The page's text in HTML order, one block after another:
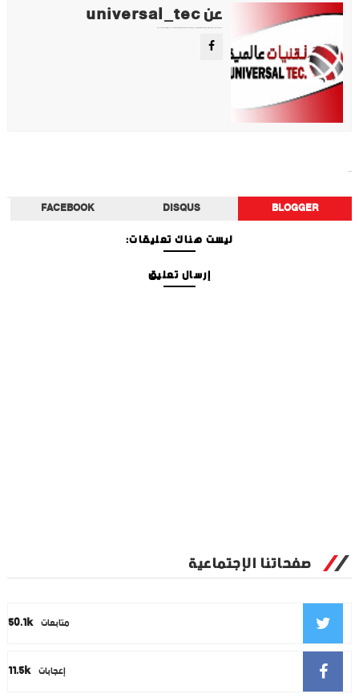
عن universal_tec
BLOGGER
DISQUS
FACEBOOK
ليست هناك تعليقات:
إرسال تعليق
صفحاتنا الإجتماعية
50.1k متابعات
11.5k إعجابات